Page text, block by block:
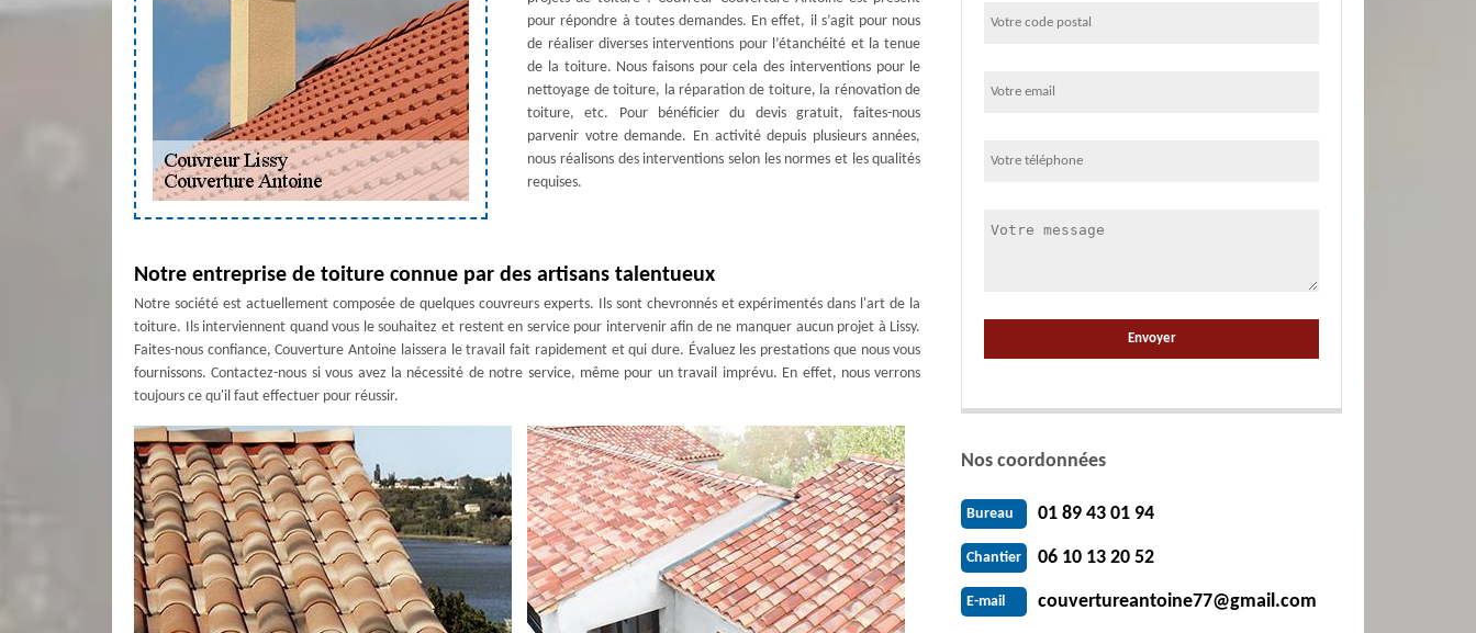
pour répondre à toutes demandes. En effet, il s’agit pour nous
de réaliser diverses interventions pour l’étanchéité et la tenue
de la toiture. Nous faisons pour cela des interventions pour le
nettoyage de toiture, la réparation de toiture, la rénovation de
toiture, etc. Pour bénéficier du devis gratuit, faites-nous
parvenir votre demande. En activité depuis plusieurs années,
nous réalisons des interventions selon les normes et les qualités
requises.
Notre entreprise de toiture connue par des artisans talentueux
Notre société est actuellement composée de quelques couvreurs experts. Ils sont chevronnés et expérimentés dans l'art de la
toiture. Ils interviennent quand vous le souhaitez et restent en service pour intervenir afin de ne manquer aucun projet à Lissy.
Faites-nous confiance, Couverture Antoine laissera le travail fait rapidement et qui dure. Évaluez les prestations que nous vous
fournissons. Contactez-nous si vous avez la nécessité de notre service, même pour un travail imprévu. En effet, nous verrons
toujours ce qu'il faut effectuer pour réussir.
Nos coordonnées
Bureau 01 89 43 01 94
Chantier 06 10 13 20 52
E-mail couvertureantoine77@gmail.com